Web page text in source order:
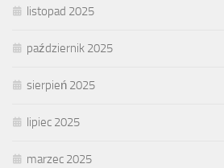
listopad 2025
październik 2025
sierpień 2025
lipiec 2025
marzec 2025